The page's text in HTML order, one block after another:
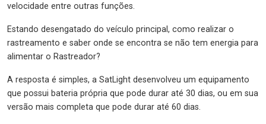
velocidade entre outras funções.
Estando desengatado do veículo principal, como realizar o
rastreamento e saber onde se encontra se não tem energia para
alimentar o Rastreador?
A resposta é simples, a SatLight desenvolveu um equipamento
que possui bateria própria que pode durar até 30 dias, ou em sua
versão mais completa que pode durar até 60 dias.